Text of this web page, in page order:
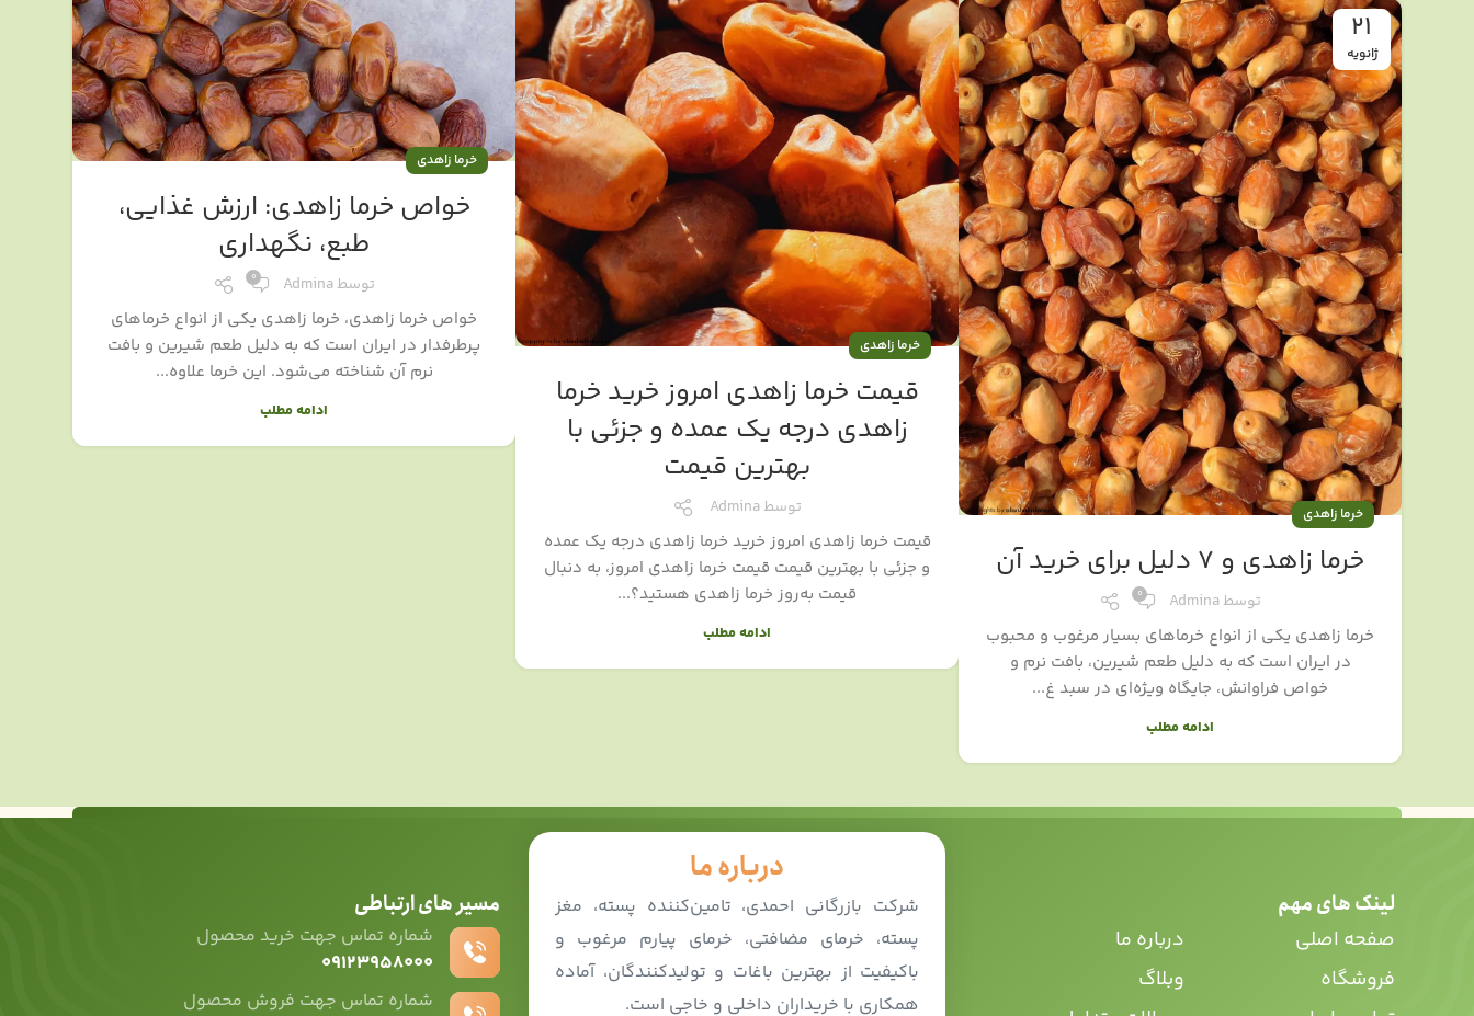
خرما زاهدی
قیمت خرما زاهدی امروز خرید خرما
زاهدی درجه یک عمده و جزئی با
بهترین قیمت
توسطAdmina
قیمت خرما زاهدی امروز خرید خرما زاهدی درجه یک عمده
و جزئی با بهترین قیمت قیمت خرما زاهدی امروز، به دنبال
قیمت به‌روز خرما زاهدی هستید؟...
ادامه مطلب
خرما زاهدی
خواص خرما زاهدی: ارزش غذایی،
طبع، نگهداری
توسطAdmina
0
خواص خرما زاهدی، خرما زاهدی یکی از انواع خرماهای
پرطرفدار در ایران است که به دلیل طعم شیرین و بافت
نرم آن شناخته می‌شود. این خرما علاوه...
ادامه مطلب
21
ژانویه
خرما زاهدی
خرما زاهدی و ۷ دلیل برای خرید آن
توسطAdmina
0
خرما زاهدی یکی از انواع خرماهای بسیار مرغوب و محبوب
در ایران است که به دلیل طعم شیرین، بافت نرم و
خواص فراوانش، جایگاه ویژه‌ای در سبد غ...
ادامه مطلب
لینک های مهم
صفحه اصلی
فروشگاه
درباره ما
وبلاگ
درباره ما
شرکت بازرگانی احمدی، تامین‌کننده پسته، مغز
پسته، خرمای مضافتی، خرمای پیارم مرغوب و
باکیفیت از بهترین باغات و تولیدکنندگان، آماده
همکاری با خریداران داخلی و خاجی است.
مسیر های ارتباطی
شماره تماس جهت خرید محصول
۰۹۱۲۳۹۵۸۰۰۰
شماره تماس جهت فروش محصول